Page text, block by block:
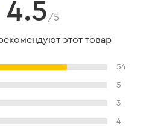
лезвий.
4.5 /5
этот товар
54
5
3
4